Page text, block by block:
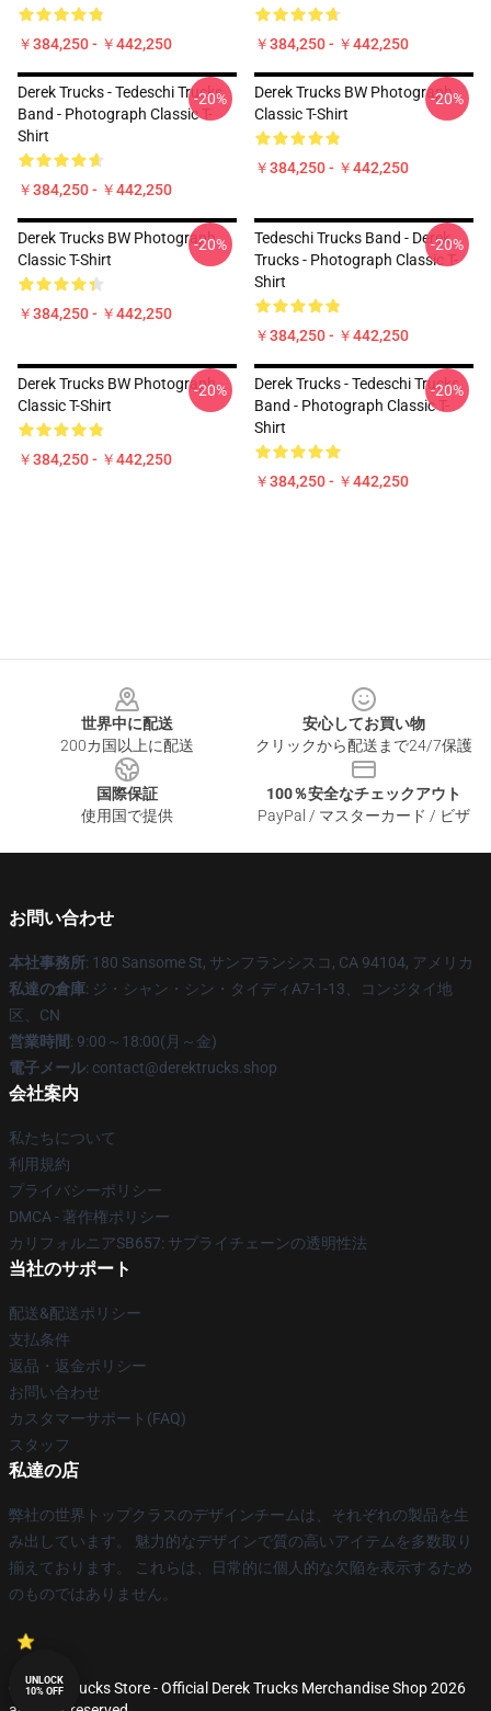
￥384,250 - ￥442,250 ￥384,250 - ￥442,250
Derek Trucks - Tedeschi Trucks
Band - Photograph Classic T-
Shirt
￥384,250 - ￥442,250
-20%
Derek Trucks BW Photograph
Classic T-Shirt
￥384,250 - ￥442,250
-20%
Derek Trucks BW Photograph
Classic T-Shirt
￥384,250 - ￥442,250
-20%
Tedeschi Trucks Band - Derek
Trucks - Photograph Classic T-
Shirt
￥384,250 - ￥442,250
-20%
Derek Trucks BW Photograph
Classic T-Shirt
￥384,250 - ￥442,250
-20%
Derek Trucks - Tedeschi Trucks
Band - Photograph Classic T-
Shirt
￥384,250 - ￥442,250
-20%
世界中に配送
200カ国以上に配送
安心してお買い物
クリックから配送まで24/7保護
国際保証
使用国で提供
100％安全なチェックアウト
PayPal / マスターカード / ビザ
お問い合わせ
本社事務所: 180 Sansome St, サンフランシスコ, CA 94104, アメリカ
私達の倉庫: ジ・シャン・シン・タイディA7-1-13、コンジタイ地
区、CN
営業時間: 9:00～18:00(月～金)
電子メール: contact@derektrucks.shop
会社案内
私たちについて
利用規約
プライバシーポリシー
DMCA - 著作権ポリシー
カリフォルニアSB657: サプライチェーンの透明性法
当社のサポート
配送&配送ポリシー
支払条件
返品・返金ポリシー
お問い合わせ
カスタマーサポート(FAQ)
スタッフ
私達の店
弊社の世界トップクラスのデザインチームは、それぞれの製品を生
み出しています。 魅力的なデザインで質の高いアイテムを多数取り
揃えております。 これらは、日常的に個人的な欠陥を表示するため
のものではありません。
© Derek Trucks Store - Official Derek Trucks Merchandise Shop 2026
UNLOCK
10% OFF